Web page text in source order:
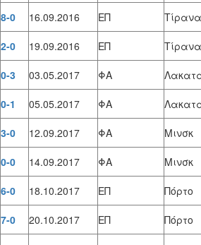
8-0 16.09.2016 ΕΠ Τίρανα
2-0 19.09.2016 ΕΠ Τίρανα
0-3 03.05.2017 ΦΑ
0-1 05.05.2017 ΦΑ
3-0 12.09.2017 ΦΑ Μινσκ
0-0 14.09.2017 ΦΑ Μινσκ
6-0 18.10.2017 ΕΠ Πόρτο
7-0 20.10.2017 ΕΠ Πόρτο